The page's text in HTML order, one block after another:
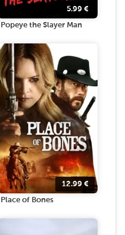
5.99 €
Popeye the Slayer Man
12.99 €
Place of Bones